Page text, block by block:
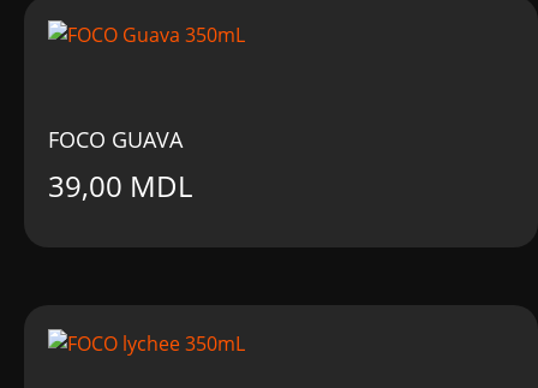
FOCO GUAVA
39,00 MDL